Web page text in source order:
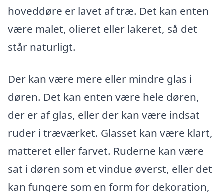
hoveddøre er lavet af træ. Det kan enten
være malet, olieret eller lakeret, så det
står naturligt.
Der kan være mere eller mindre glas i
døren. Det kan enten være hele døren,
der er af glas, eller der kan være indsat
ruder i træværket. Glasset kan være klart,
matteret eller farvet. Ruderne kan være
sat i døren som et vindue øverst, eller det
kan fungere som en form for dekoration,